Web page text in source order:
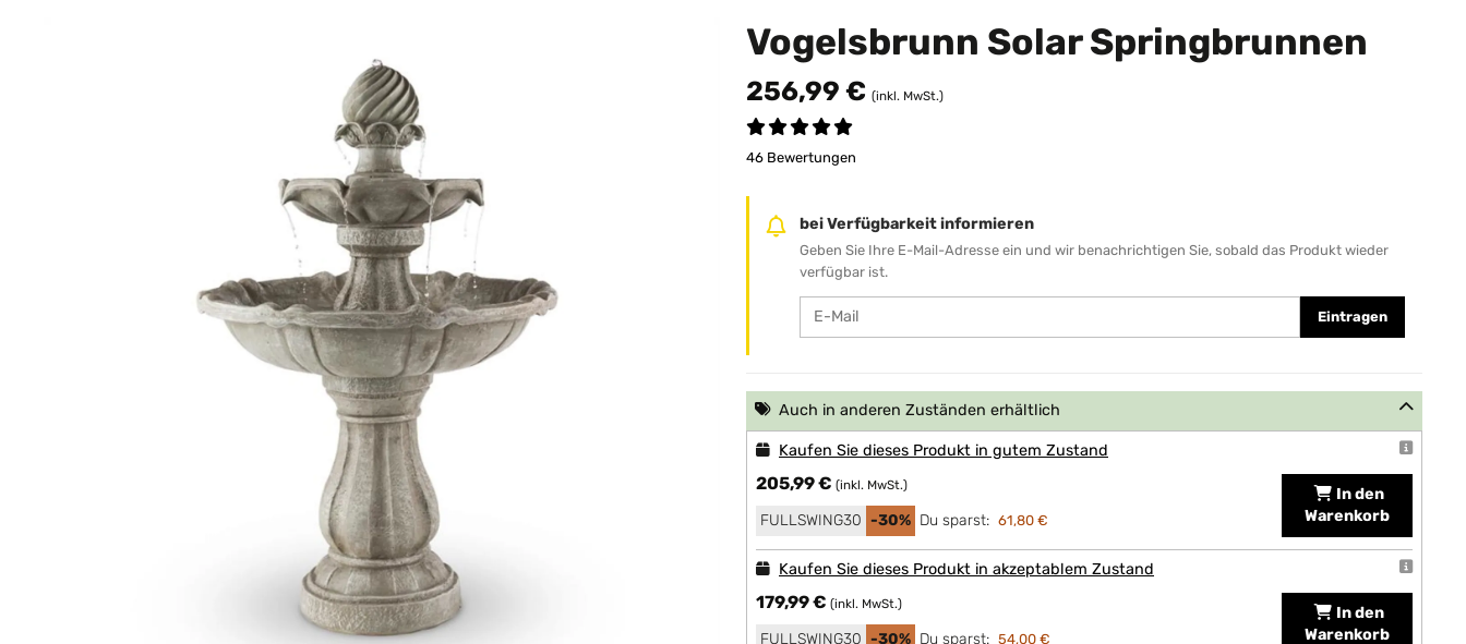
Vogelsbrunn Solar Springbrunnen
256,99 € (inkl. MwSt.)
46 Bewertungen
bei Verfügbarkeit informieren
Geben Sie Ihre E-Mail-Adresse ein und wir benachrichtigen Sie, sobald das Produkt wieder
verfügbar ist.
Eintragen
Auch in anderen Zuständen erhältlich
Kaufen Sie dieses Produkt in gutem Zustand
205,99 € (inkl. MwSt.)
FULLSWING30 -30% Du sparst: 61,80 €
In den
Warenkorb
Kaufen Sie dieses Produkt in akzeptablem Zustand
179,99 € (inkl. MwSt.)
FULLSWING30 -30% Du sparst: 54,00 €
In den
Warenkorb